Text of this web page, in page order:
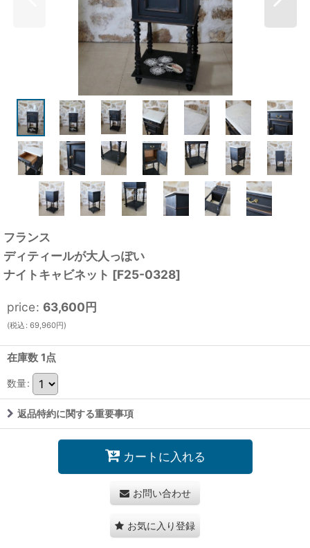
フランス
ディティールが大人っぽい
ナイトキャビネット [F25-0328]
price: 63,600円
(税込 : 69,960円)
在庫数 1点
数量:
返品特約に関する重要事項
カートに入れる
お問い合わせ
お気に入り登録